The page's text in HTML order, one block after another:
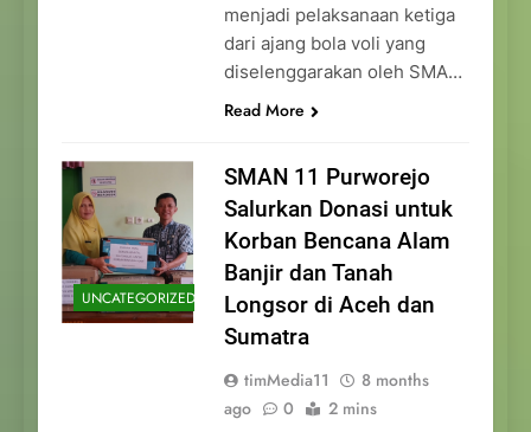
menjadi pelaksanaan ketiga
dari ajang bola voli yang
diselenggarakan oleh SMA…
Read More
UNCATEGORIZED
SMAN 11 Purworejo
Salurkan Donasi untuk
Korban Bencana Alam
Banjir dan Tanah
Longsor di Aceh dan
Sumatra
timMedia11
8 months
ago
0 2 mins